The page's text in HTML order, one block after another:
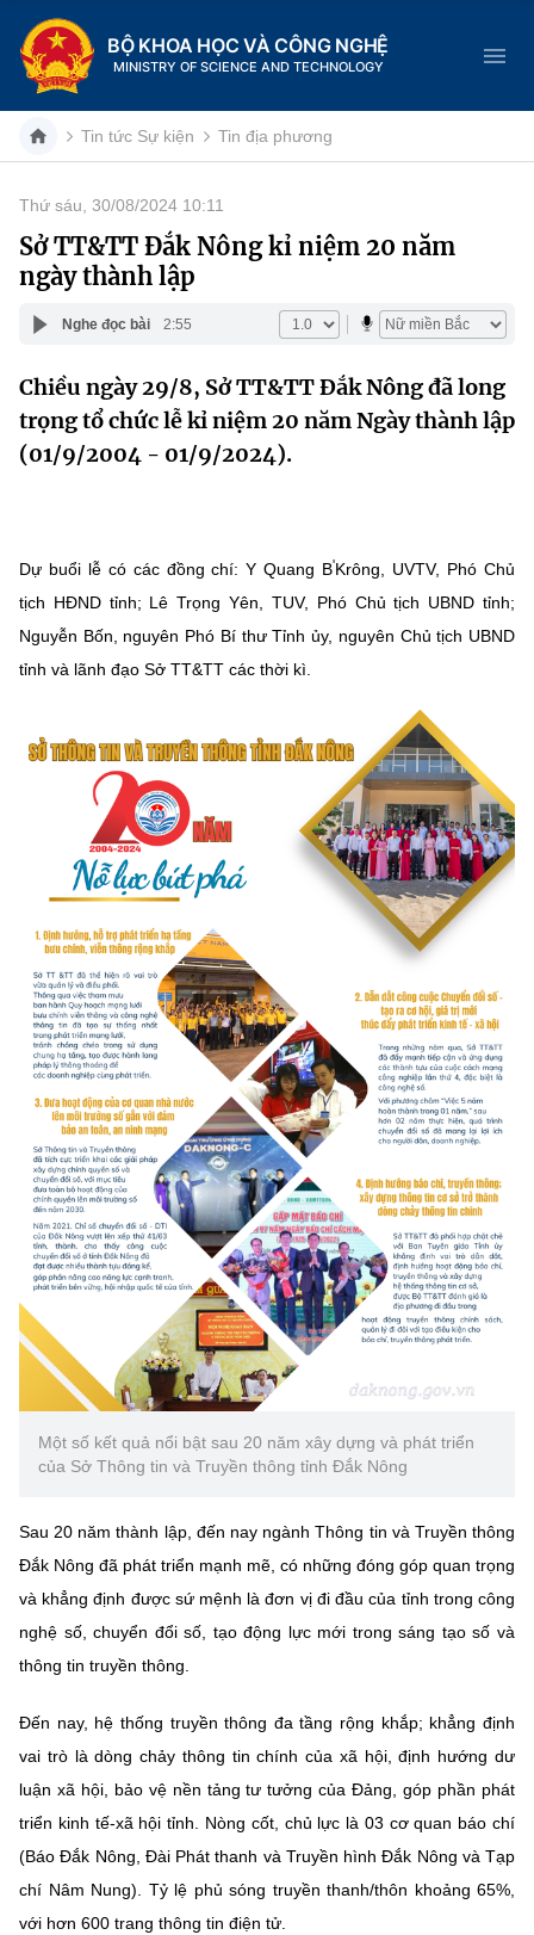
BỘ KHOA HỌC VÀ CÔNG NGHỆ
MINISTRY OF SCIENCE AND TECHNOLOGY
Danh mục
Trang chủ
Giới thiệu
Chức năng nhiệm vụ
Cơ cấu tổ chức
Sở Khoa học và Công nghệ
Tin tức sự kiện
Khoa học và Công nghệ
Chuyển đổi số
Bưu chính, Viễn thông
Tiêu chuẩn, đo lường, chất lượng
Năng lượng nguyên tử
Tin tổng hợp
Dịch vụ công
Văn bản QPPL
Lấy ý kiến người dân về dự thảo VBQPPL
MST IOFFICE
THỐNG KÊ
Khoa học và Công nghệ
Chuyển đổi số
Bưu chính, Viễn thông
Sở hữu trí tuệ
Tiêu chuẩn, đo lường, chất lượng
Năng lượng nguyên tử
Multimedia
Infographic
Ảnh
Voice
Nhiệm vụ trọng tâm
Chọn ngôn ngữ
Vietnamese English
BỘ KHOA HỌC VÀ CÔNG NGHỆ
MINISTRY OF SCIENCE AND TECHNOLOGY
Điều khoản sử dụng Theo dõi MST: Góp ý
Cơ quan chủ quản: Bộ Khoa học và Công nghệ (MST)
Giám đốc Trung tâm Truyền thông Khoa học và Công nghệ.
Liên hệ
Điện thoại: 024 3936 9506
Email:stc@mst.gov.vn
(Ghi rõ nguồn "https://mst.gov.vn" khi phát hành lại thông tin từ
website này)
Tin tức Sự kiện Tin địa phương
Thứ sáu, 30/08/2024 10:11
Sở TT&TT Đắk Nông kỉ niệm 20 năm
ngày thành lập
Nghe đọc bài 2:55
Chiều ngày 29/8, Sở TT&TT Đắk Nông đã long
trọng tổ chức lễ kỉ niệm 20 năm Ngày thành lập
(01/9/2004 - 01/9/2024).
Dự buổi lễ có các đồng chí: Y Quang B'Krông, UVTV, Phó Chủ
tịch HĐND tỉnh; Lê Trọng Yên, TUV, Phó Chủ tịch UBND tỉnh;
Nguyễn Bốn, nguyên Phó Bí thư Tỉnh ủy, nguyên Chủ tịch UBND
tỉnh và lãnh đạo Sở TT&TT các thời kì.
Một số kết quả nổi bật sau 20 năm xây dựng và phát triển
của Sở Thông tin và Truyền thông tỉnh Đắk Nông
Sau 20 năm thành lập, đến nay ngành Thông tin và Truyền thông
Đắk Nông đã phát triển mạnh mẽ, có những đóng góp quan trọng
và khẳng định được sứ mệnh là đơn vị đi đầu của tỉnh trong công
nghệ số, chuyển đổi số, tạo động lực mới trong sáng tạo số và
thông tin truyền thông.
Đến nay, hệ thống truyền thông đa tầng rộng khắp; khẳng định
vai trò là dòng chảy thông tin chính của xã hội, định hướng dư
luận xã hội, bảo vệ nền tảng tư tưởng của Đảng, góp phần phát
triển kinh tế-xã hội tỉnh. Nòng cốt, chủ lực là 03 cơ quan báo chí
(Báo Đắk Nông, Đài Phát thanh và Truyền hình Đắk Nông và Tạp
chí Nâm Nung). Tỷ lệ phủ sóng truyền thanh/thôn khoảng 65%,
với hơn 600 trang thông tin điện tử.